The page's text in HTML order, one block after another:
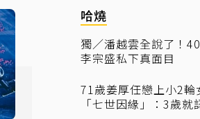
哈燒
獨／潘越雲全說了！
李宗盛私下真面目
71歲姜厚任戀上小2
「七世因緣」：3歲就